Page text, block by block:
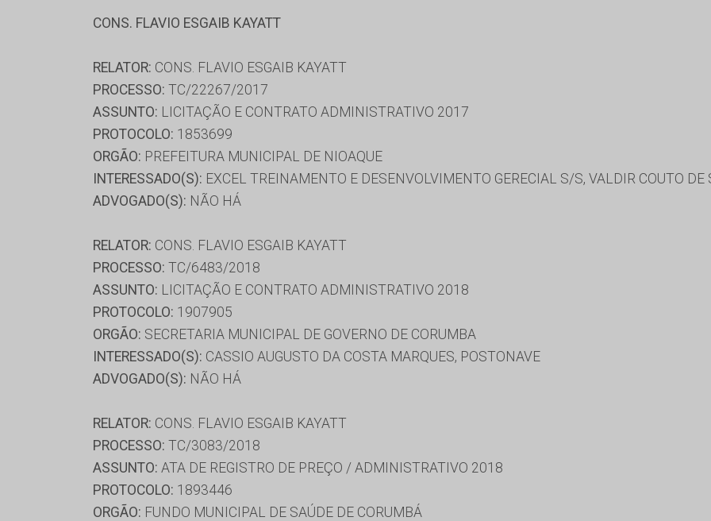
CONS. FLAVIO ESGAIB KAYATT
RELATOR: CONS. FLAVIO ESGAIB KAYATT
PROCESSO: TC/22267/2017
ASSUNTO: LICITAÇÃO E CONTRATO ADMINISTRATIVO 2017
PROTOCOLO: 1853699
ORGÃO: PREFEITURA MUNICIPAL DE NIOAQUE
INTERESSADO(S): EXCEL TREINAMENTO E DESENVOLVIMENTO GERECIAL S/S, VALDIR COUTO DE
ADVOGADO(S): NÃO HÁ
RELATOR: CONS. FLAVIO ESGAIB KAYATT
PROCESSO: TC/6483/2018
ASSUNTO: LICITAÇÃO E CONTRATO ADMINISTRATIVO 2018
PROTOCOLO: 1907905
ORGÃO: SECRETARIA MUNICIPAL DE GOVERNO DE CORUMBA
INTERESSADO(S): CASSIO AUGUSTO DA COSTA MARQUES, POSTONAVE
ADVOGADO(S): NÃO HÁ
RELATOR: CONS. FLAVIO ESGAIB KAYATT
PROCESSO: TC/3083/2018
ASSUNTO: ATA DE REGISTRO DE PREÇO / ADMINISTRATIVO 2018
PROTOCOLO: 1893446
ORGÃO: FUNDO MUNICIPAL DE SAÚDE DE CORUMBÁ